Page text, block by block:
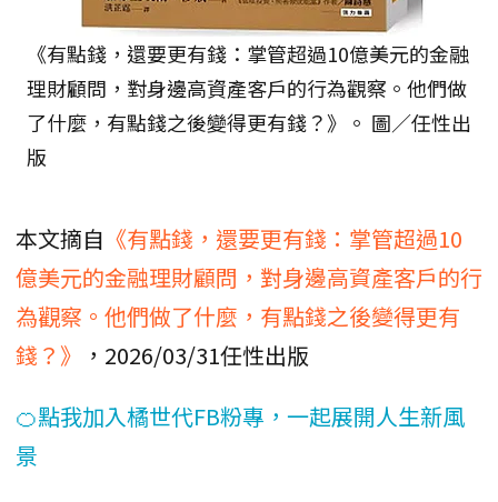
《有點錢，還要更有錢：掌管超過10億美元的金融
理財顧問，對身邊高資產客戶的行為觀察。他們做
了什麼，有點錢之後變得更有錢？》。 圖／任性出
版
本文摘自 《有點錢，還要更有錢：掌管超過10
億美元的金融理財顧問，對身邊高資產客戶的行
為觀察。他們做了什麼，有點錢之後變得更有
錢？》
，2026/03/31任性出版
🍊點我加入橘世代FB粉專，一起展開人生新風
景